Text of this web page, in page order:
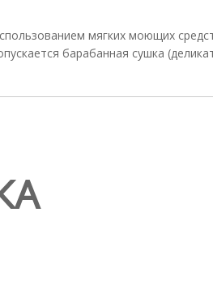
мягких моющих
барабанная сушка